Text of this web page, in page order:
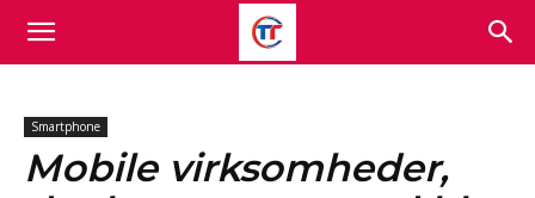
Smartphone
Mobile virksomheder,